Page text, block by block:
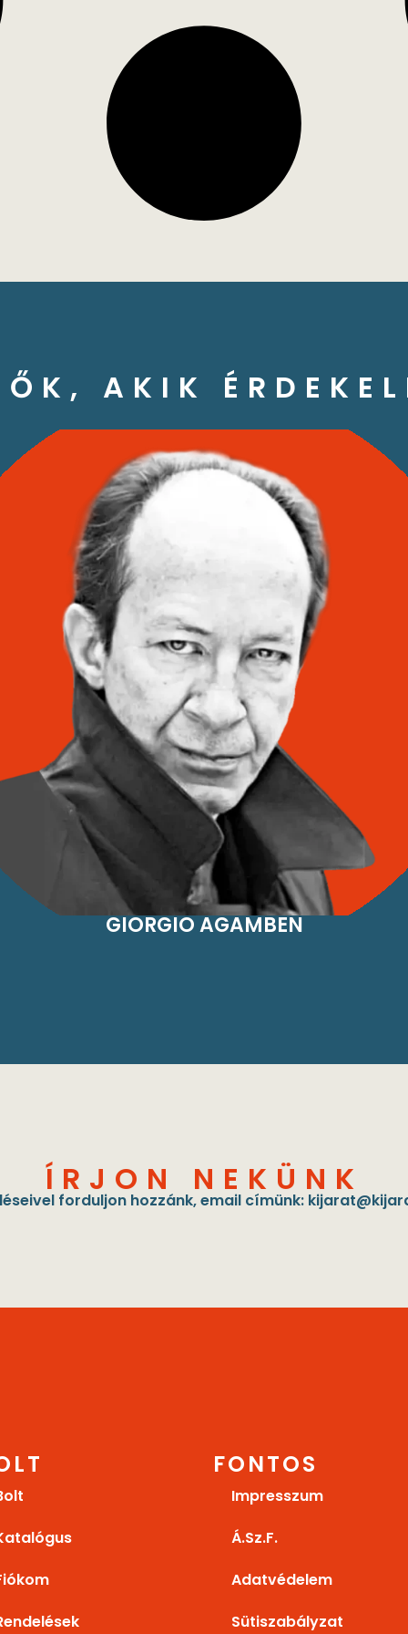
AKIK
GIORGIO AGAMBEN
ÍRJON NEKÜNK
forduljon hozzánk, email címünk:
FONTOS
Impresszum
Á.Sz.F.
Adatvédelem
Sütiszabályzat